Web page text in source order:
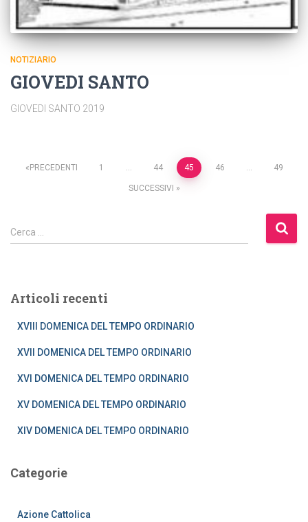
NOTIZIARIO
GIOVEDI SANTO
GIOVEDI SANTO 2019
Paginazione
articoli
PRECEDENTI 1 44 45 46 49
SUCCESSIVI
R
i
c
Cerca …
Articoli recenti
XVIII DOMENICA DEL TEMPO ORDINARIO
XVII DOMENICA DEL TEMPO ORDINARIO
XVI DOMENICA DEL TEMPO ORDINARIO
XV DOMENICA DEL TEMPO ORDINARIO
XIV DOMENICA DEL TEMPO ORDINARIO
Categorie
Azione Cattolica